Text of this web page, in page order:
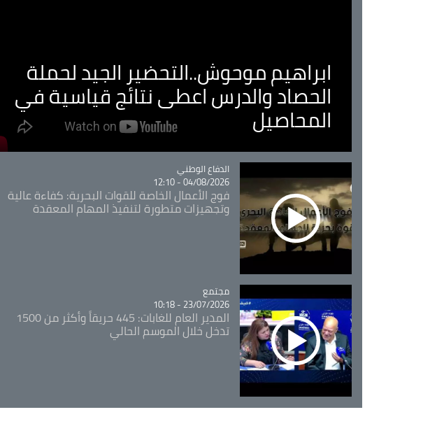
ابراهيم موحوش..التحضير الجيد لحملة
الحصاد والدرس اعطى نتائج قياسية في
المحاصيل
Catégorie
الدفاع الوطني
04/08/2026 - 12:10
فوج الأعمال الخاصة للقوات البحرية: كفاءة عالية
وتجهيزات متطورة لتنفيذ المهام المعقدة
Catégorie
مجتمع
23/07/2026 - 10:18
المدير العام للغابات: 445 حريقاً وأكثر من 1500
تدخل خلال الموسم الحالي